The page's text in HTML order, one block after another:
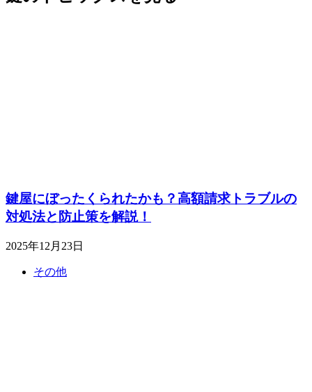
鍵屋にぼったくられたかも？高額請求トラブルの
対処法と防止策を解説！
2025年12月23日
その他